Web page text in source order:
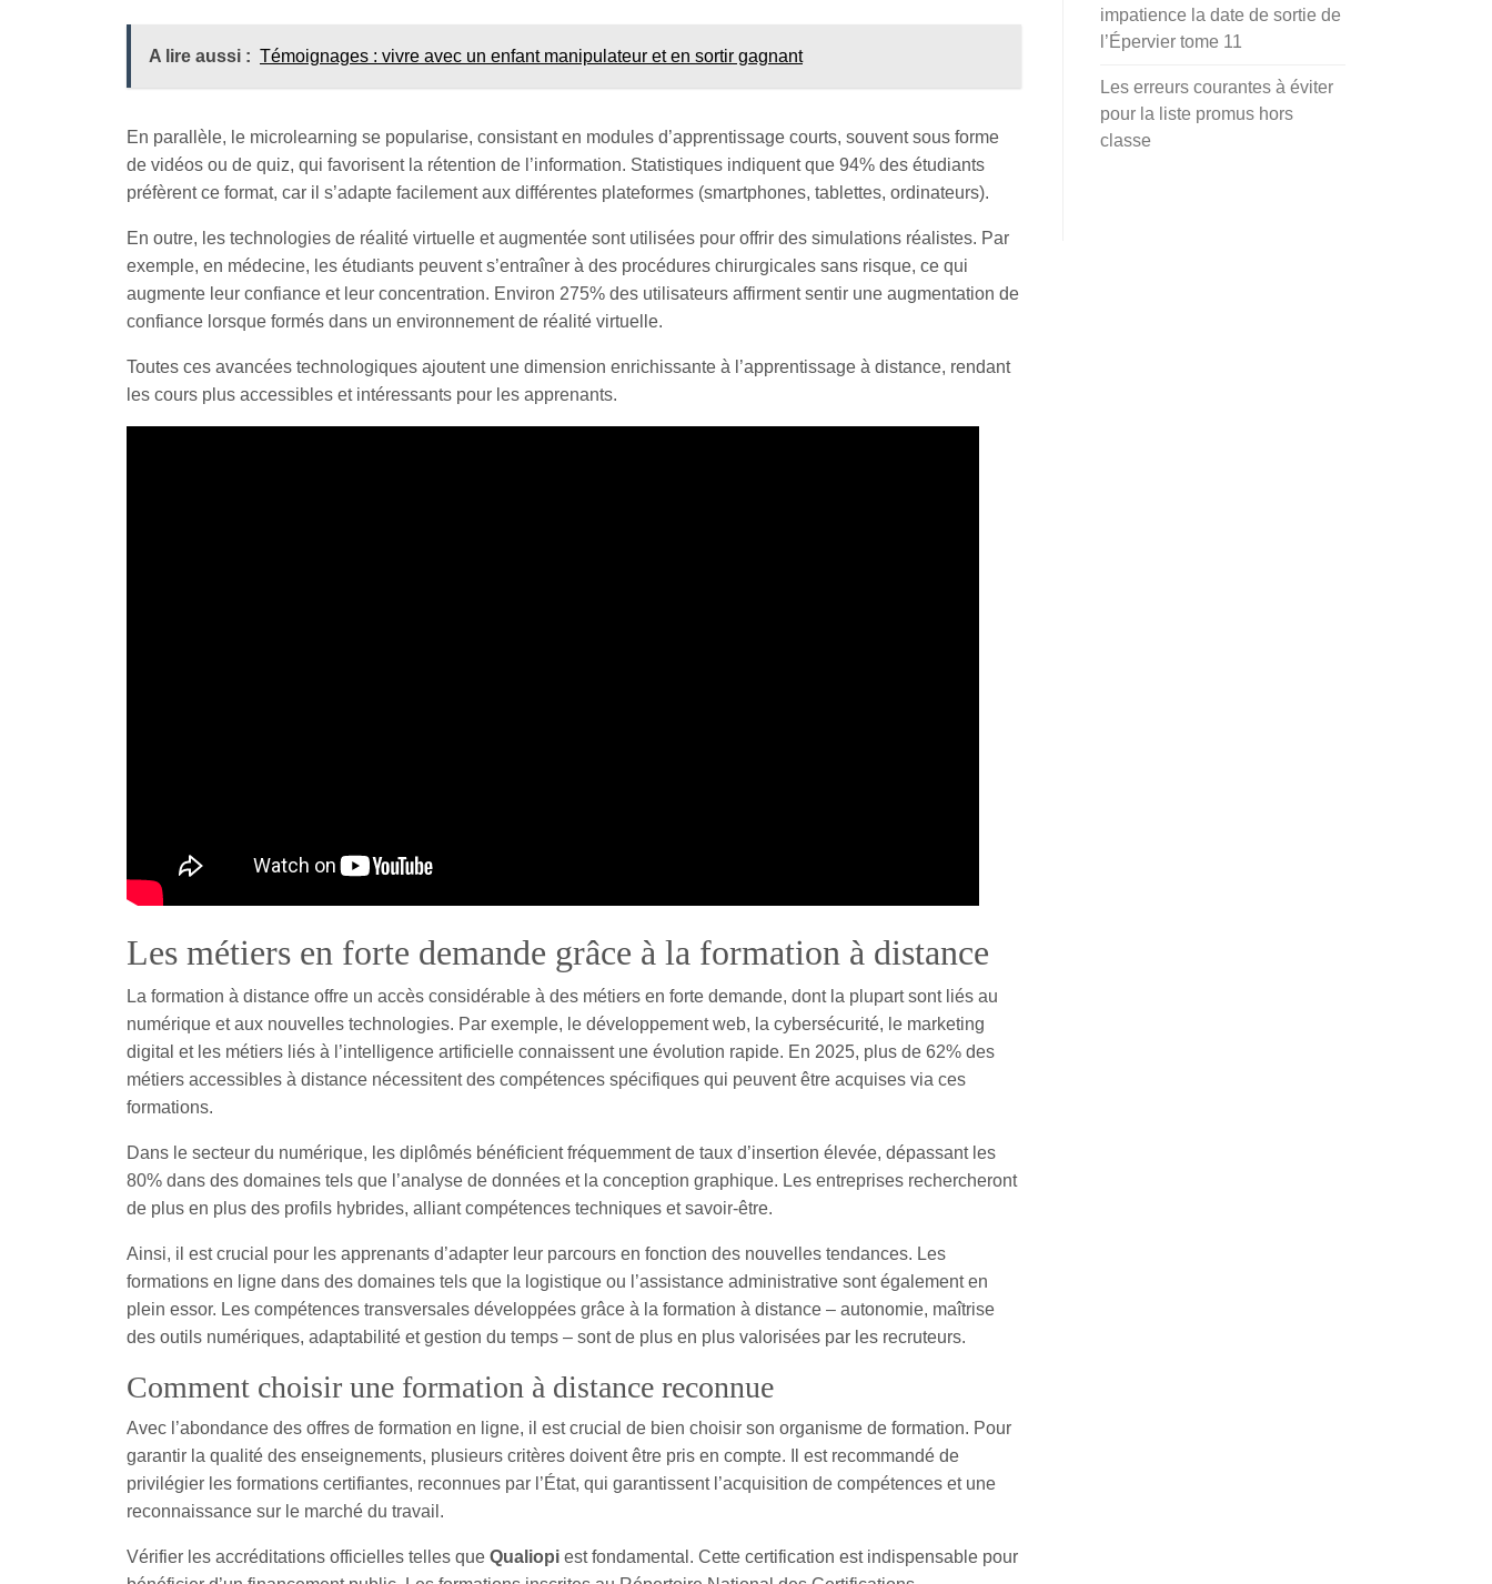
A lire aussi : Témoignages : vivre avec un enfant manipulateur et en sortir gagnant
En parallèle, le microlearning se popularise, consistant en modules d’apprentissage courts, souvent sous forme
de vidéos ou de quiz, qui favorisent la rétention de l’information. Statistiques indiquent que 94% des étudiants
préfèrent ce format, car il s’adapte facilement aux différentes plateformes (smartphones, tablettes, ordinateurs).
En outre, les technologies de réalité virtuelle et augmentée sont utilisées pour offrir des simulations réalistes. Par
exemple, en médecine, les étudiants peuvent s’entraîner à des procédures chirurgicales sans risque, ce qui
augmente leur confiance et leur concentration. Environ 275% des utilisateurs affirment sentir une augmentation de
confiance lorsque formés dans un environnement de réalité virtuelle.
Toutes ces avancées technologiques ajoutent une dimension enrichissante à l’apprentissage à distance, rendant
les cours plus accessibles et intéressants pour les apprenants.
Les métiers en forte demande grâce à la formation à distance
La formation à distance offre un accès considérable à des métiers en forte demande, dont la plupart sont liés au
numérique et aux nouvelles technologies. Par exemple, le développement web, la cybersécurité, le marketing
digital et les métiers liés à l’intelligence artificielle connaissent une évolution rapide. En 2025, plus de 62% des
métiers accessibles à distance nécessitent des compétences spécifiques qui peuvent être acquises via ces
formations.
Dans le secteur du numérique, les diplômés bénéficient fréquemment de taux d’insertion élevée, dépassant les
80% dans des domaines tels que l’analyse de données et la conception graphique. Les entreprises rechercheront
de plus en plus des profils hybrides, alliant compétences techniques et savoir-être.
Ainsi, il est crucial pour les apprenants d’adapter leur parcours en fonction des nouvelles tendances. Les
formations en ligne dans des domaines tels que la logistique ou l’assistance administrative sont également en
plein essor. Les compétences transversales développées grâce à la formation à distance – autonomie, maîtrise
des outils numériques, adaptabilité et gestion du temps – sont de plus en plus valorisées par les recruteurs.
Comment choisir une formation à distance reconnue
Avec l’abondance des offres de formation en ligne, il est crucial de bien choisir son organisme de formation. Pour
garantir la qualité des enseignements, plusieurs critères doivent être pris en compte. Il est recommandé de
privilégier les formations certifiantes, reconnues par l’État, qui garantissent l’acquisition de compétences et une
reconnaissance sur le marché du travail.
Vérifier les accréditations officielles telles que Qualiopi est fondamental. Cette certification est indispensable pour
impatience la date de sortie de
l’Épervier tome 11
Les erreurs courantes à éviter
pour la liste promus hors
classe